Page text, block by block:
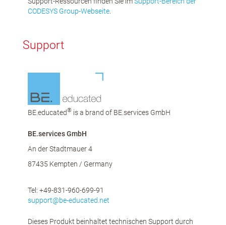
CODESYS Group-Webseite
Support
BE.educated® is a brand of BE.services GmbH
BE.services GmbH
An der Stadtmauer 4
87435 Kempten / Germany
Tel: +49-831-960-699-91
support@be-educated.net
Dieses Produkt beinhaltet technischen Support durch